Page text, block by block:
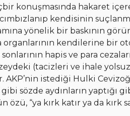
konuşmasında hakaret
kendisinin
yönelik bir baskının
kendilerine bir
hapis ve para
(tacizleri ve ihale
istediği Hulki
sözde aydınların yaptığı
özü, “ya kırk katır ya da kırk